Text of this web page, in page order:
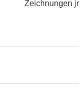
Zeichnungen jr